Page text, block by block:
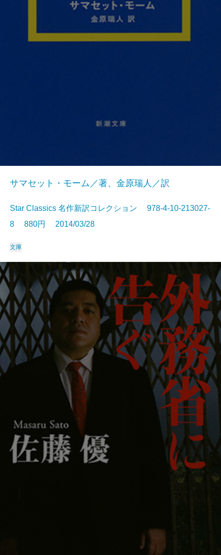
サマセット・モーム／著、金原瑞人／訳
Star Classics 名作新訳コレクション 978-4-10-213027-
8 880円 2014/03/28
文庫